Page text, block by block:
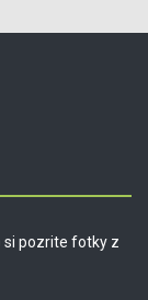
si pozrite fotky z